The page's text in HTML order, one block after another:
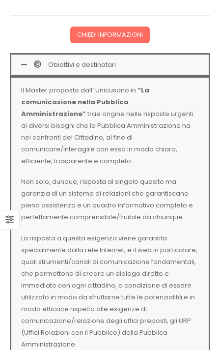
CHIEDI INFORMAZIONI
Obiettivi e destinatari
Il Master proposto dall’ Unicusano in “La
comunicazione nella Pubblica
Amministrazione”trae origine nelle risposte urgenti
ai diversi bisogni che la Pubblica Amministrazione ha
nei confronti del Cittadino, al fine di
comunicare/interagire con esso in modo chiaro,
efficiente, trasparente e completo.
Non solo, dunque, risposta al singolo quesito ma
garanzia di un sistema di relazioni che garantiscano
piena assistenza e un quadro informativo completo e
perfettamente comprensibile/fruibile da chiunque.
La risposta a questa esigenza viene garantita
specialmente dalla rete Internet, e il web in particolare,
quali strumenti/canali di comunicazione fondamentali,
che permettono di creare un dialogo diretto e
immediato con ogni cittadino, a condizione di essere
utilizzato in modo da sfruttarne tutte le potenzialità e in
modo efficace rispetto alle esigenze di
comunicazione/relazione degli uffici preposti, gli URP
(Uffici Relazioni con il Pubblico) della Pubblica
Amministrazione.